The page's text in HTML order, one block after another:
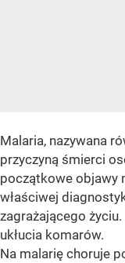
Malaria, nazywana
przyczyną śmierci
początkowe objawy
właściwej
zagrażającego
ukłucia komarów.
Na malarię choruje